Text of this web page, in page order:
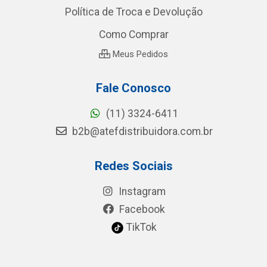
Política de Troca e Devolução
Como Comprar
Meus Pedidos
Fale Conosco
(11) 3324-6411
b2b@atefdistribuidora.com.br
Redes Sociais
Instagram
Facebook
TikTok